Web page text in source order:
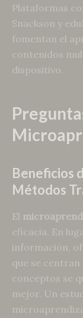
Plataformas
Snackson y
fomentan el
contenidos
dispositivo.
Beneficios
Métodos
El
eficacia. En
información,
que se centran
conceptos se
mejor. Un